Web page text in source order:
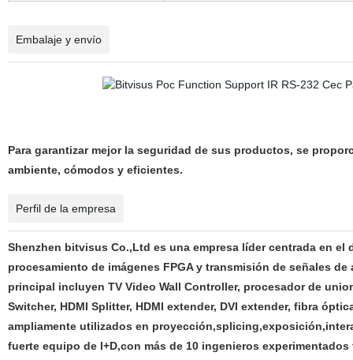
Embalaje y envío
Para garantizar mejor la seguridad de sus productos, se
ambiente, cómodos y eficientes.
Perfil de la empresa
Shenzhen bitvisus Co.,Ltd es una empresa líder centrada en
procesamiento de imágenes FPGA y transmisión de señales
principal incluyen TV Video Wall Controller, procesador de
Switcher, HDMI Splitter, HDMI extender, DVI extender, fibra
ampliamente utilizados en
fuerte equipo de I+D,con más de 10 ingenieros